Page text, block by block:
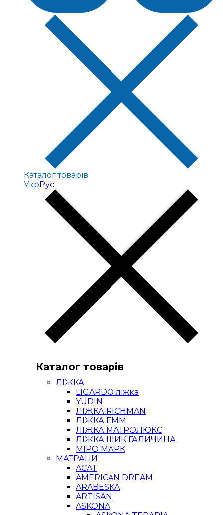
Каталог товарів
УкрРус
Каталог товарів
ЛІЖКА
LIGARDO ліжка
YUDIN
ЛІЖКА RICHMAN
ЛІЖКА ЕММ
ЛІЖКА МАТРОЛЮКС
ЛІЖКА ШИК ГАЛИЧИНА
МІРО МАРК
МАТРАЦИ
ACAT
AMERICAN DREAM
ARABESKA
ARTISAN
ASKONA